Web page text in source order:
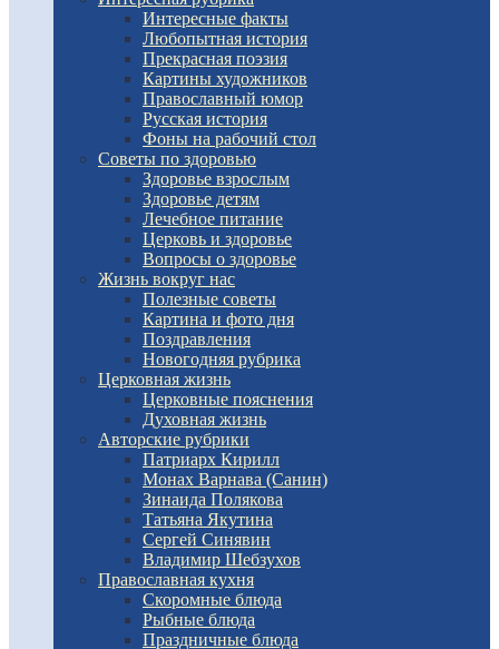
Интересные факты
Любопытная история
Прекрасная поэзия
Картины художников
Православный юмор
Русская история
Фоны на рабочий стол
Советы по здоровью
Здоровье взрослым
Здоровье детям
Лечебное питание
Церковь и здоровье
Вопросы о здоровье
Жизнь вокруг нас
Полезные советы
Картина и фото дня
Поздравления
Новогодняя рубрика
Церковная жизнь
Церковные пояснения
Духовная жизнь
Авторские рубрики
Патриарх Кирилл
Монах Варнава (Санин)
Зинаида Полякова
Татьяна Якутина
Сергей Синявин
Владимир Шебзухов
Православная кухня
Скоромные блюда
Рыбные блюда
Праздничные блюда